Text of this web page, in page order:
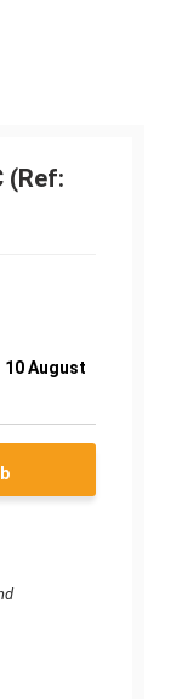
(Ref:
August